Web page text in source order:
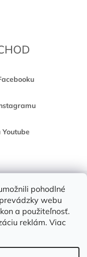
pohodlné
webu
a použiteľnosť.
reklám. Viac
Youtube